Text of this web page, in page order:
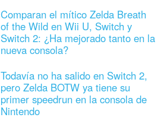
Comparan el mítico Zelda Breath
of the Wild en Wii U, Switch y
Switch 2: ¿Ha mejorado tanto en la
nueva consola?
Todavía no ha salido en Switch 2,
pero Zelda BOTW ya tiene su
primer speedrun en la consola de
Nintendo